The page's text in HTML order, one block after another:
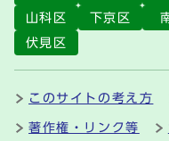
山科区
下京区
伏見区
このサイトの考え方
著作権・リンク等